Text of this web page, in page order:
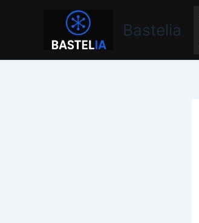
Bastelia
Bastelia